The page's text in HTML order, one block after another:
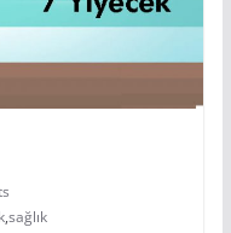
,sağlık